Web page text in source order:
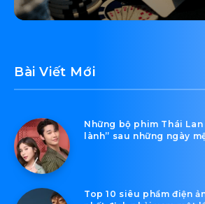
Bài Viết Mới
Những bộ phim Thái
lành” sau những ngày
Top 10 siêu phẩm điện